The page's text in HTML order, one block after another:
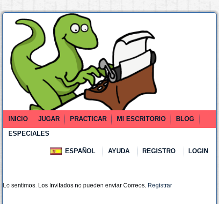
INICIO JUGAR PRACTICAR MI ESCRITORIO
BLOG
ESPECIALES
ESPAÑOL AYUDA REGISTRO LOGIN
Lo sentimos. Los Invitados no pueden enviar Correos. Registrar